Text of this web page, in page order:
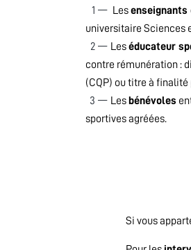
Lesenseignants
universitaire Sciences
Leséducateur
contre rémunération :
(CQP) ou titre à
Les bénévoles
sportives agréées.
Si vous